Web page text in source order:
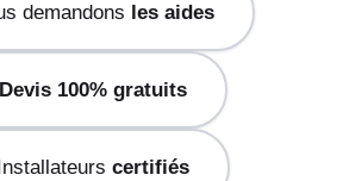
demandons les aides
100% gratuits
certifiés